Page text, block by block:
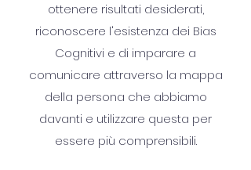
ottenere risultati desiderati,
riconoscere l'esistenza dei Bias
Cognitivi e di imparare a
comunicare attraverso la mappa
della persona che abbiamo
davanti e utilizzare questa per
essere più comprensibili.